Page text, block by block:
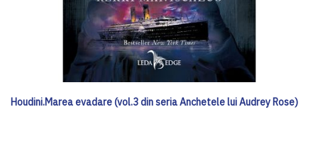
Houdini.Marea evadare (vol.3 din seria Anchetele lui Audrey Rose)